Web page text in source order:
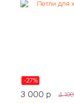
-27%
3 000 p 4 100